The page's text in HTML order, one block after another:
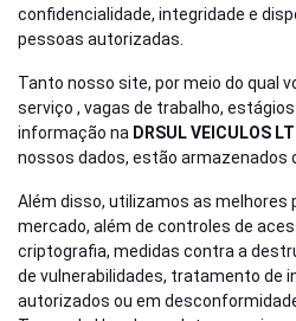
confidencialidade, integridade e
pessoas autorizadas.
Tanto nosso site, por meio do qual
serviço , vagas de trabalho,
informação na DRSUL VEICULOS
nossos dados, estão armazenados
Além disso, utilizamos as melhores
mercado, além de controles de
criptografia, medidas contra a
de vulnerabilidades, tratamento de
autorizados ou em